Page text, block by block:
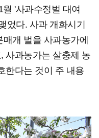
'사과수정벌 대여
었다. 사과 개화시기
개 벌을 사과농가에
사과농가는 살충제 농
한다는 것이 주 내용